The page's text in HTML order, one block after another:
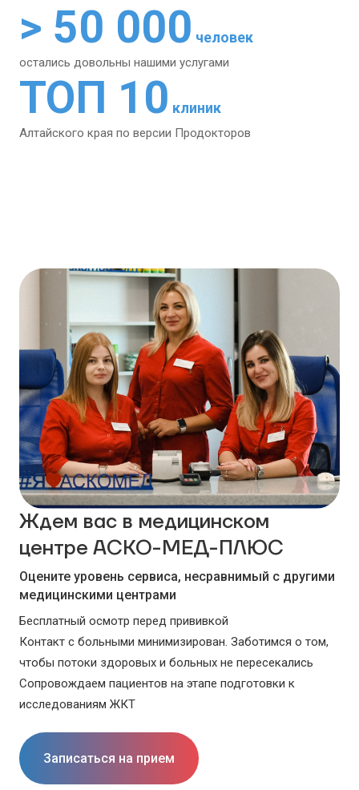
> 50 000 человек
остались довольны нашими услугами
ТОП 10 клиник
Алтайского края по версии Продокторов
Ждем вас в медицинском
центре АСКО-МЕД-ПЛЮС
Оцените уровень сервиса, несравнимый с другими
медицинскими центрами
Бесплатный осмотр перед прививкой
Контакт с больными минимизирован. Заботимся о том,
чтобы потоки здоровых и больных не пересекались
Сопровождаем пациентов на этапе подготовки к
исследованиям ЖКТ
Записаться на прием